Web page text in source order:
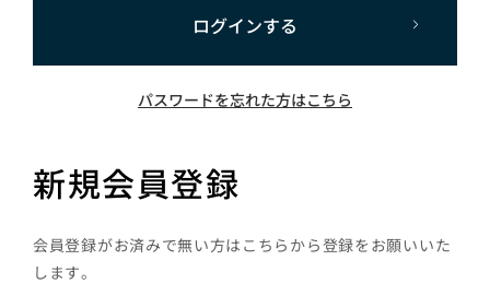
ログインする
パスワードを忘れた方はこちら
新規会員登録
会員登録がお済みで無い方はこちらから登録をお願いいた
します。